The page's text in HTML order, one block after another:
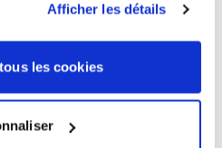
Afficher les détails
les cookies
Bois